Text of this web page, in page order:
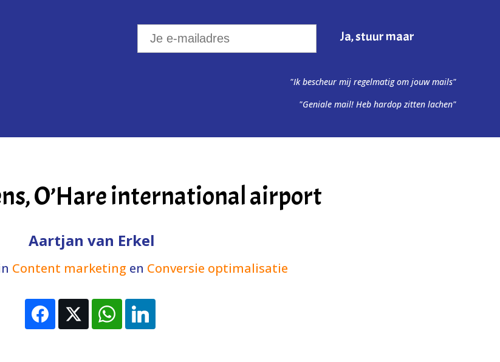
"Ik bescheur mij regelmatig om jouw mails"
"Geniale mail! Heb hardop zitten lachen"
O’Hare international airport
Aartjan van Erkel
Content marketing en Conversie optimalisatie